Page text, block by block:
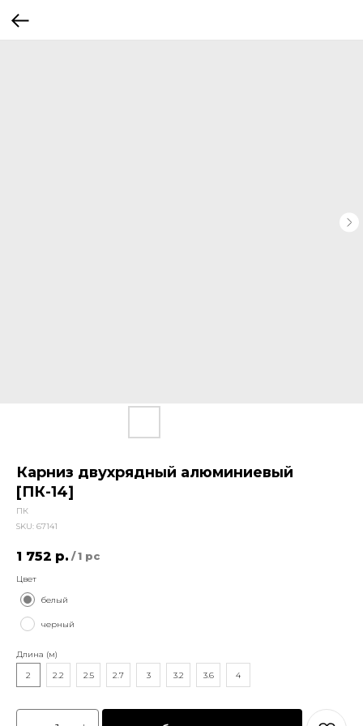
Карниз двухрядный алюминиевый
[ПК-14]
ПК
SKU: 67141
1 752 р. / 1 pc
Цвет
белый
черный
Длина (м)
2
2.2 2.5 2.7 3 3.2 3.6 4